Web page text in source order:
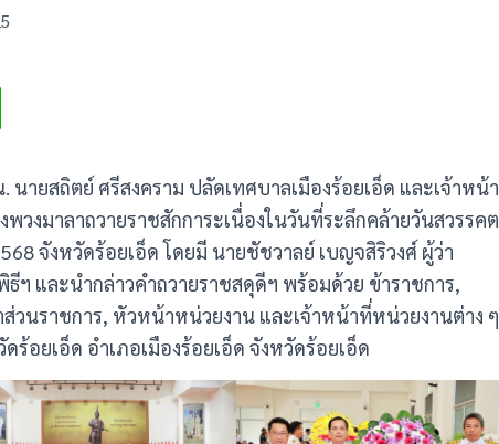
นายสถิตย์ ศรีสงคราม ปลัดเทศบาลเมืองร้อยเอ็ด และเจ้าหน้า
พวงมาลาถวายราชสักการะเนื่องในวันที่ระลึกคล้ายวันสวรรคต
จังหวัดร้อยเอ็ด โดยมี นายชัชวาลย์ เบญจสิริวงศ์ ผู้ว่า
ฯ และนำกล่าวคำถวายราชสดุดีฯ พร้อมด้วย ข้าราชการ,
วนราชการ, หัวหน้าหน่วยงาน และเจ้าหน้าที่หน่วยงานต่าง ๆ
อยเอ็ด อำเภอเมืองร้อยเอ็ด จังหวัดร้อยเอ็ด